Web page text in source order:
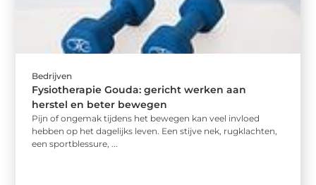
Bedrijven
Fysiotherapie Gouda: gericht werken aan
herstel en beter bewegen
Pijn of ongemak tijdens het bewegen kan veel invloed
hebben op het dagelijks leven. Een stijve nek, rugklachten,
een sportblessure, ...